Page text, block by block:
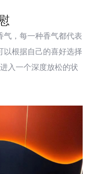
，每一种香气都代表
根据自己的喜好选择
入一个深度放松的状